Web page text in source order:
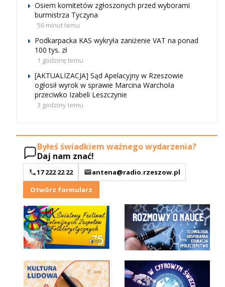
Osiem komitetów zgłoszonych przed wyborami
burmistrza Tyczyna
56 minut temu
Podkarpacka KAS wykryła zaniżenie VAT na ponad
100 tys. zł
1 godzinę temu
[AKTUALIZACJA] Sąd Apelacyjny w Rzeszowie
ogłosił wyrok w sprawie Marcina Warchoła
przeciwko Izabeli Leszczynie
3 godziny temu
Byłeś świadkiem ważnego wydarzenia?
Daj nam znać!
17 222 22 22
antena@radio.rzeszow.pl
Otwórz formularz